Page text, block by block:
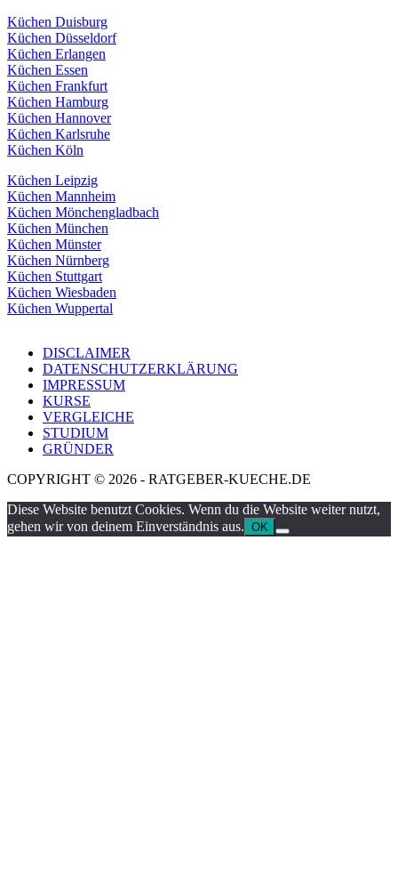
Küchen Duisburg
Küchen Düsseldorf
Küchen Erlangen
Küchen Essen
Küchen Frankfurt
Küchen Hamburg
Küchen Hannover
Küchen Karlsruhe
Küchen Köln
Küchen Leipzig
Küchen Mannheim
Küchen Mönchengladbach
Küchen München
Küchen Münster
Küchen Nürnberg
Küchen Stuttgart
Küchen Wiesbaden
Küchen Wuppertal
DISCLAIMER
DATENSCHUTZERKLÄRUNG
IMPRESSUM
KURSE
VERGLEICHE
STUDIUM
GRÜNDER
COPYRIGHT © 2026 - RATGEBER-KUECHE.DE
Diese Website benutzt Cookies. Wenn du die Website weiter nutzt,
gehen wir von deinem Einverständnis aus. OK